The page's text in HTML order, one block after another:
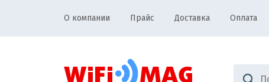
О компании Прайс Доставка Оплата